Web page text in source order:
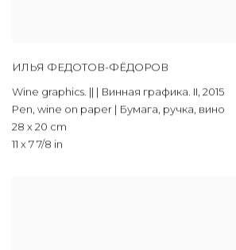
ИЛЬЯ ФЕДОТОВ-ФЁДОРОВ
Wine graphics. || | Винная графика. II, 2015
Pen, wine on paper | Бумага, ручка, вино
28 x 20 cm
11 x 7 7/8 in